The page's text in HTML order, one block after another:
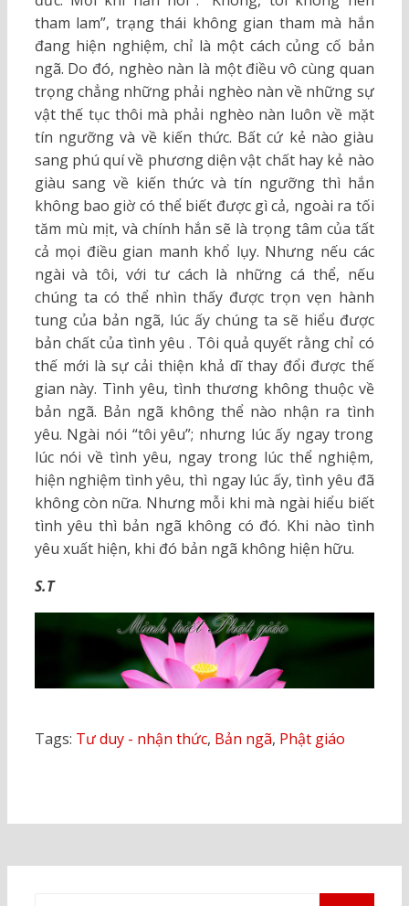
tham lam”, trạng thái không gian tham mà hắn
đang hiện nghiệm, chỉ là một cách củng cố bản
ngã. Do đó, nghèo nàn là một điều vô cùng quan
trọng chẳng những phải nghèo nàn về những sự
vật thế tục thôi mà phải nghèo nàn luôn về mặt
tín ngưỡng và về kiến thức. Bất cứ kẻ nào giàu
sang phú quí về phương diện vật chất hay kẻ nào
giàu sang về kiến thức và tín ngưỡng thì hắn
không bao giờ có thể biết được gì cả, ngoài ra tối
tăm mù mịt, và chính hắn sẽ là trọng tâm của tất
cả mọi điều gian manh khổ lụy. Nhưng nếu các
ngài và tôi, với tư cách là những cá thể, nếu
chúng ta có thể nhìn thấy được trọn vẹn hành
tung của bản ngã, lúc ấy chúng ta sẽ hiểu được
bản chất của tình yêu . Tôi quả quyết rằng chỉ có
thế mới là sự cải thiện khả dĩ thay đổi được thế
gian này. Tình yêu, tình thương không thuộc về
bản ngã. Bản ngã không thể nào nhận ra tình
yêu. Ngài nói “tôi yêu”; nhưng lúc ấy ngay trong
lúc nói về tình yêu, ngay trong lúc thể nghiệm,
hiện nghiệm tình yêu, thì ngay lúc ấy, tình yêu đã
không còn nữa. Nhưng mỗi khi mà ngài hiểu biết
tình yêu thì bản ngã không có đó. Khi nào tình
yêu xuất hiện, khi đó bản ngã không hiện hữu.
S.T
Tags: Tư duy - nhận thức, Bản ngã, Phật giáo